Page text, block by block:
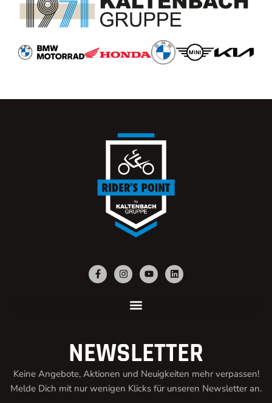
NEWSLETTER
Keine Angebote, Aktionen und Neuigkeiten mehr verpassen!
Melde Dich mit nur wenigen Klicks für unseren Newsletter an.